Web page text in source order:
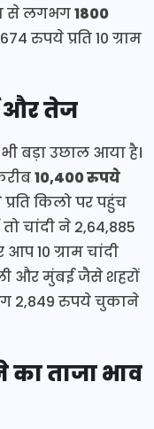
से लगभग1800
रुपये प्रति 10 ग्राम
और तेज
बड़ा उछाल आया है।
10,400 रुपये
किलो पर पहुंच
चांदी ने 2,64,885
10 ग्राम चांदी
और मुंबई जैसे शहरों
2,849 रुपये चुकाने
का ताजा भाव